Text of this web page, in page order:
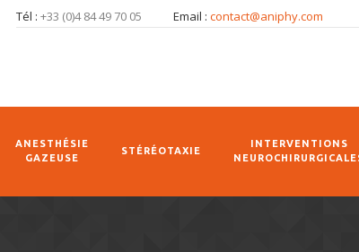
Tél : +33 (0)4 84 49 70 05 Email : contact@aniphy.com
ANESTHÉSIE
GAZEUSE
STÉRÉOTAXIE
INTERVENTIONS